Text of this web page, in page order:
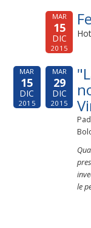
MAR
15
DIC
2015
MAR
15
DIC
2015
MAR
29
DIC
2015
le